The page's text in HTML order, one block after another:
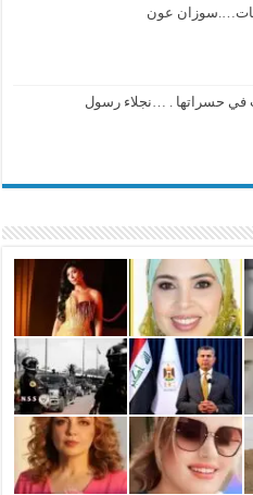
عون
في حسراتها . …نجلاء رسول